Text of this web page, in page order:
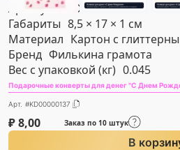
Артикул
#KD00000137
Габариты 8,5 × 17 × 1 см
Материал Картон с
Бренд Филькина грамота
Вес с упаковкой (кг) 0.045
Подарочные конверты для денег "С Днем
Арт. #KD00000137
₽8,00 Заказ по 10 штук
В